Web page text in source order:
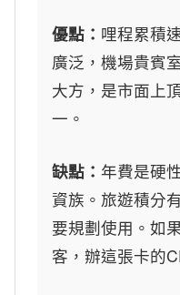
優點： 哩程累積
廣泛，機場貴賓
大方，是市面上
一。
缺點： 年費是硬
資族。旅遊積分
要規劃使用。如
客，辦這張卡的